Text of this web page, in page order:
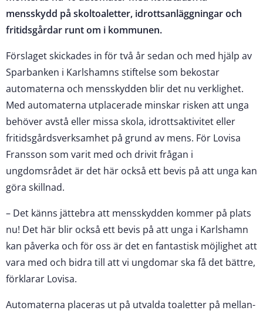
mensskydd på skoltoaletter, idrottsanläggningar och
fritidsgårdar runt om i kommunen.
Förslaget skickades in för två år sedan och med hjälp av
Sparbanken i Karlshamns stiftelse som bekostar
automaterna och mensskydden blir det nu verklighet.
Med automaterna utplacerade minskar risken att unga
behöver avstå eller missa skola, idrottsaktivitet eller
fritidsgårdsverksamhet på grund av mens. För Lovisa
Fransson som varit med och drivit frågan i
ungdomsrådet är det här också ett bevis på att unga kan
göra skillnad.
– Det känns jättebra att mensskydden kommer på plats
nu! Det här blir också ett bevis på att unga i Karlshamn
kan påverka och för oss är det en fantastisk möjlighet att
vara med och bidra till att vi ungdomar ska få det bättre,
förklarar Lovisa.
Automaterna placeras ut på utvalda toaletter på mellan-